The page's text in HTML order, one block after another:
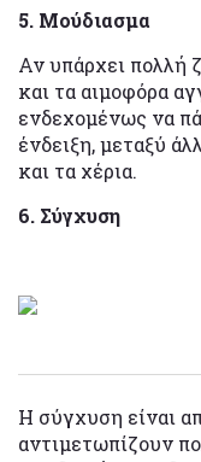
5. Μούδιασμα
Αν υπάρχει πολλή
και τα αιμοφόρα
ενδεχομένως να
ένδειξη, μεταξύ
και τα χέρια.
6. Σύγχυση
Η σύγχυση είναι
αντιμετωπίζουν